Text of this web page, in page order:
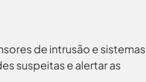
de intrusão e sistemas
suspeitas e alertar as